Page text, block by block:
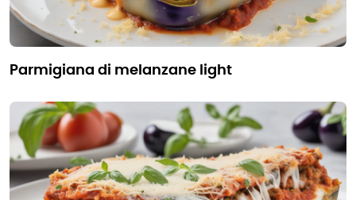
parmigiana di melanzane light